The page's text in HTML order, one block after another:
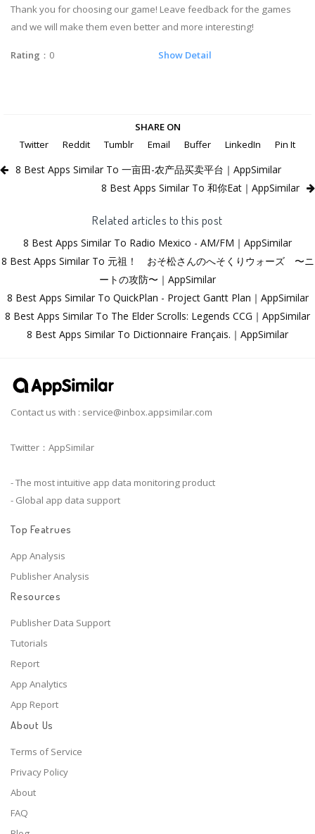
Thank you for choosing our game! Leave feedback for the games
and we will make them even better and more interesting!
Rating ：0 Show Detail
SHARE ON
Twitter
Reddit Tumblr Email Buffer LinkedIn Pin It
8 Best Apps Similar To 一亩田-农产品买卖平台｜AppSimilar
8 Best Apps Similar To 和你Eat｜AppSimilar
Related articles to this post
8 Best Apps Similar To Radio Mexico - AM/FM｜AppSimilar
8 Best Apps Similar To 元祖！ おそ松さんのへそくりウォーズ 〜ニ
ートの攻防〜｜AppSimilar
8 Best Apps Similar To QuickPlan - Project Gantt Plan｜AppSimilar
8 Best Apps Similar To The Elder Scrolls: Legends CCG｜AppSimilar
8 Best Apps Similar To Dictionnaire Français.｜AppSimilar
Contact us with : service@inbox.appsimilar.com
Twitter：AppSimilar
- The most intuitive app data monitoring product
- Global app data support
Top Featrues
App Analysis
Publisher Analysis
Resources
Publisher Data Support
Tutorials
Report
App Analytics
App Report
About Us
Terms of Service
Privacy Policy
About
FAQ